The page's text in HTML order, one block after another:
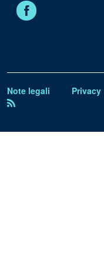
Note legali Privacy